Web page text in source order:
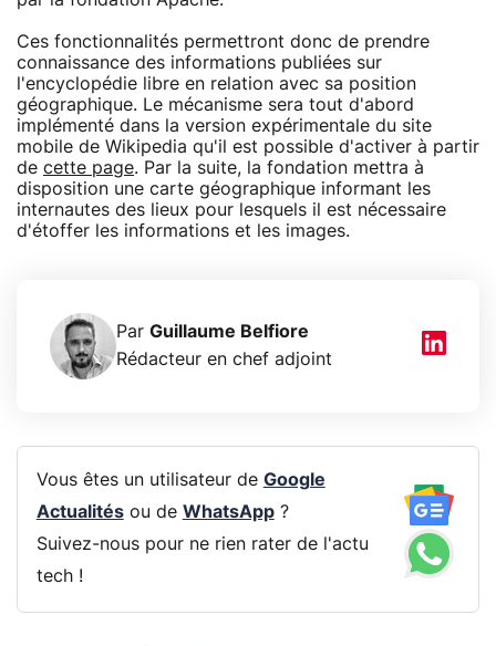
Ces fonctionnalités permettront donc de prendre
connaissance des informations publiées sur
l'encyclopédie libre en relation avec sa position
géographique. Le mécanisme sera tout d'abord
implémenté dans la version expérimentale du site
mobile de Wikipedia qu'il est possible d'activer à partir
de cette page. Par la suite, la fondation mettra à
disposition une carte géographique informant les
internautes des lieux pour lesquels il est nécessaire
d'étoffer les informations et les images.
Par Guillaume Belfiore
Rédacteur en chef adjoint
Vous êtes un utilisateur de Google
Actualitésou de WhatsApp?
Suivez-nous pour ne rien rater de l'actu
tech !